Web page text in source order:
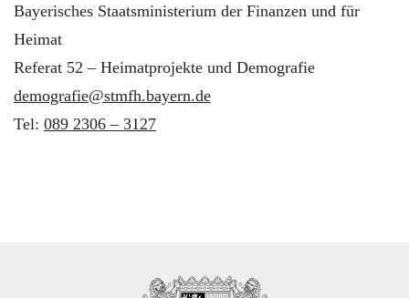
Bayerisches Staatsministerium der Finanzen und für
Heimat
Referat 52 – Heimatprojekte und Demografie
demografie@stmfh.bayern.de
Tel: 089 2306 – 3127